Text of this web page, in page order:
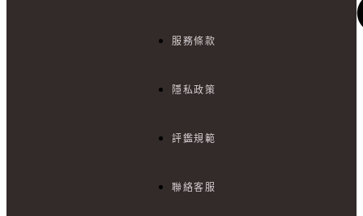
服務條款
隱私政策
評鑑規範
聯絡客服